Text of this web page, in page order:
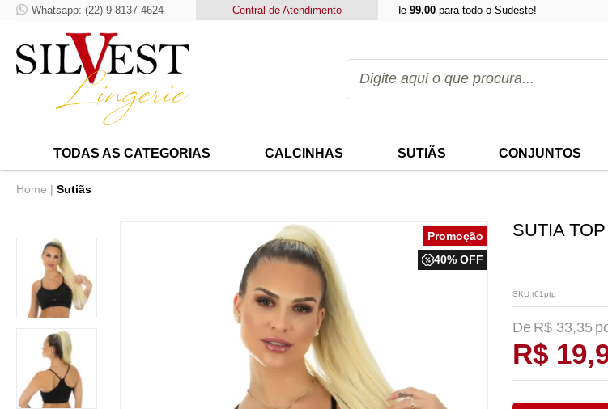
Whatsapp: (22) 9 8137 4624 Central de Atendimento
Frete Grátis para compras acima de 99,00para todo o Sudeste!
TODAS AS CATEGORIAS CALCINHAS SUTIÃS CONJUNTOS
Home Sutiãs
40% OFF
SUTIA
SKU t61ptp
R$ 33,35
R$